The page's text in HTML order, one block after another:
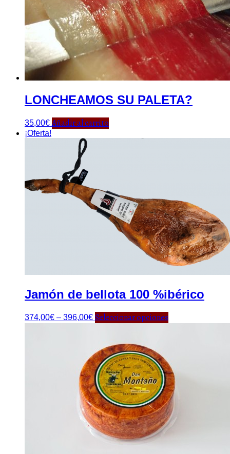
LONCHEAMOS SU PALETA?
35,00€ Añadir al carrito
¡Oferta!
Jamón de bellota 100 %ibérico
374,00€ – 396,00€ Seleccionar opciones